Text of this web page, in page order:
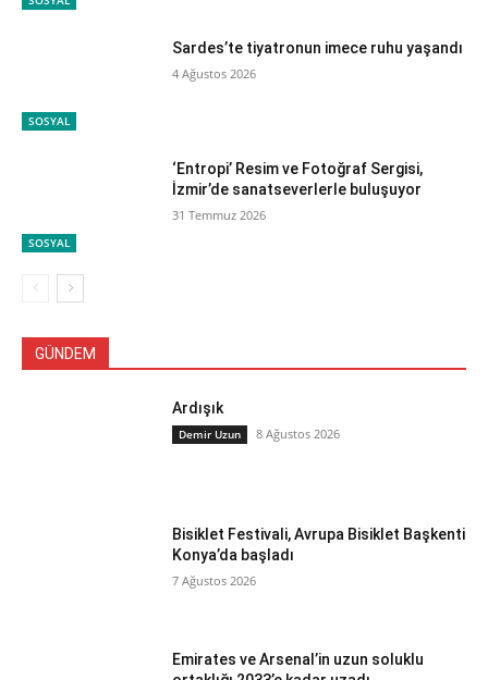
SOSYAL
Sardes’te tiyatronun imece ruhu yaşandı
4 Ağustos 2026
SOSYAL
‘Entropi’ Resim ve Fotoğraf Sergisi,
İzmir’de sanatseverlerle buluşuyor
31 Temmuz 2026
GÜNDEM
Ardışık
Demir Uzun 8 Ağustos 2026
Bisiklet Festivali, Avrupa Bisiklet Başkenti
Konya’da başladı
7 Ağustos 2026
Emirates ve Arsenal’in uzun soluklu